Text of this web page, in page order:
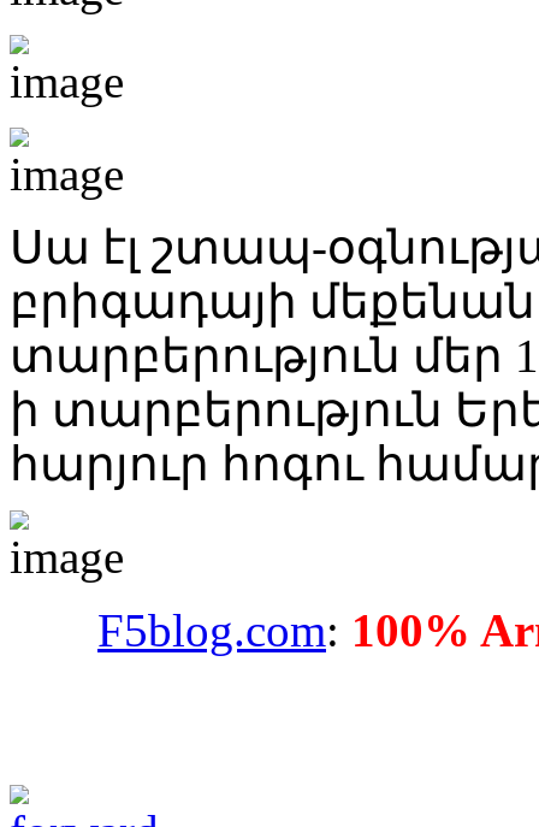
Սա էլ շտապ-
բրիգադայի մեքենան
տարբերություն մեր
ի տարբերություն
հարյուր հոգու
F5blog.com: 100%